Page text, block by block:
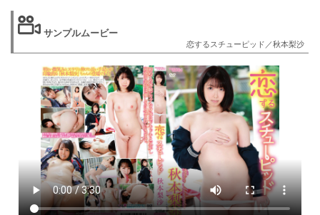
サンプルムービー
恋するスチューピッド／秋本梨沙